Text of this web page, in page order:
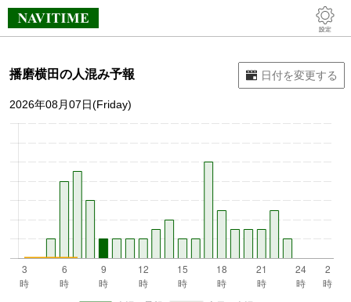
播磨横田の人混み予報
2026年08月07日(Friday)